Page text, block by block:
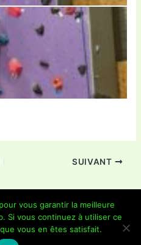
SUIVANT
| Propulsé parThème WordPress
vous garantir la meilleure
Si vous continuez à utiliser ce
vous en êtes satisfait.